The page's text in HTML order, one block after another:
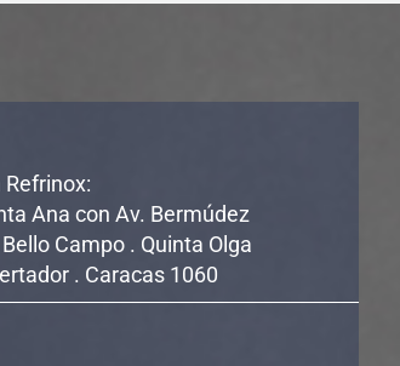
Ana con Av. Bermúdez
Campo . Quinta Olga
. Caracas 1060